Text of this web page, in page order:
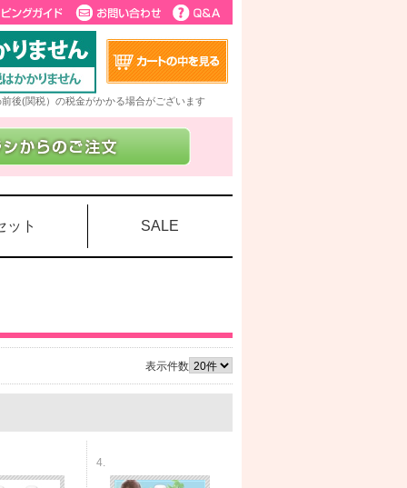
後(関税）の税金がかかる場合がございます
ット SALE
表示件数
4.